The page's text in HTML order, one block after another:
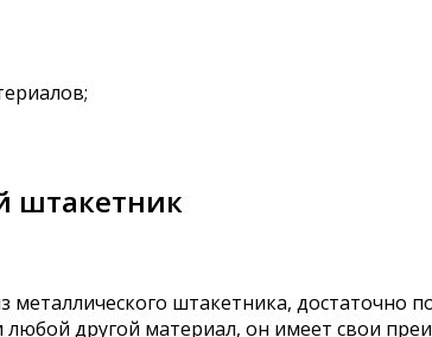
штакетник
металлического штакетника,
любой другой материал, он имеет свои